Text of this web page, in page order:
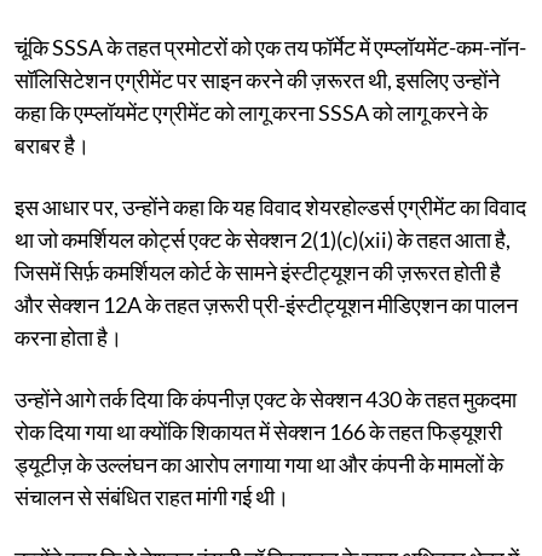
चूंकि SSSA के तहत प्रमोटरों को एक तय फॉर्मेट में एम्प्लॉयमेंट-कम-नॉन-
सॉलिसिटेशन एग्रीमेंट पर साइन करने की ज़रूरत थी, इसलिए उन्होंने
कहा कि एम्प्लॉयमेंट एग्रीमेंट को लागू करना SSSA को लागू करने के
बराबर है।
इस आधार पर, उन्होंने कहा कि यह विवाद शेयरहोल्डर्स एग्रीमेंट का विवाद
था जो कमर्शियल कोर्ट्स एक्ट के सेक्शन 2(1)(c)(xii) के तहत आता है,
जिसमें सिर्फ़ कमर्शियल कोर्ट के सामने इंस्टीट्यूशन की ज़रूरत होती है
और सेक्शन 12A के तहत ज़रूरी प्री-इंस्टीट्यूशन मीडिएशन का पालन
करना होता है।
उन्होंने आगे तर्क दिया कि कंपनीज़ एक्ट के सेक्शन 430 के तहत मुकदमा
रोक दिया गया था क्योंकि शिकायत में सेक्शन 166 के तहत फिड्यूशरी
ड्यूटीज़ के उल्लंघन का आरोप लगाया गया था और कंपनी के मामलों के
संचालन से संबंधित राहत मांगी गई थी।